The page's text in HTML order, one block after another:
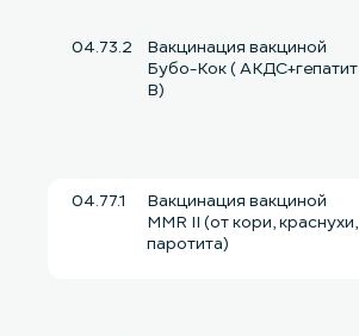
04.73.2
Вакцинация вакциной
Бубо-Кок ( АКДС+гепатит
В)
04.77.1
Вакцинация вакциной
MMR II (от кори, краснухи,
паротита)